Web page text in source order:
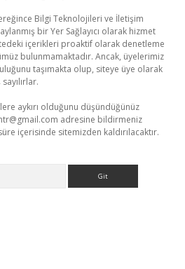
Bilgi Teknolojileri ve İletişim
bir Yer Sağlayıcı olarak hizmet
içerikleri proaktif olarak denetleme
bulunmamaktadır. Ancak, üyelerimiz
taşımakta olup, siteye üye olarak
aykırı olduğunu düşündüğünüz
adresine bildirmeniz
içerisinde sitemizden kaldırılacaktır.